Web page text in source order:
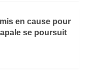
en cause pour
se poursuit